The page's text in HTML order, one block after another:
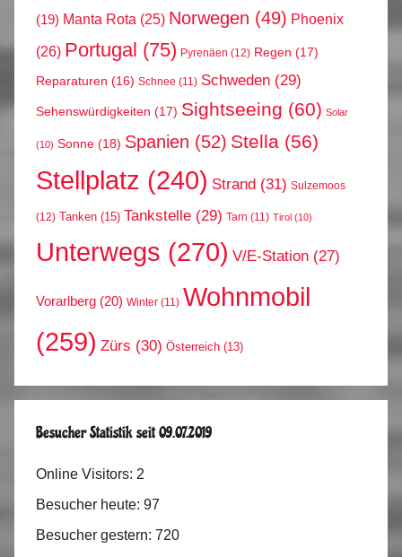
(19) Manta Rota (25) Norwegen (49) Phoenix
(26) Portugal (75) Pyrenäen (12) Regen (17)
Reparaturen (16) Schnee (11) Schweden (29)
Sehenswürdigkeiten (17) Sightseeing (60) Solar
(10) Sonne (18) Spanien (52) Stella (56)
Stellplatz (240) Strand (31) Sulzemoos
(12) Tanken (15) Tankstelle (29) Tarn (11) Tirol (10)
Unterwegs (270) V/E-Station (27)
Vorarlberg (20) Winter (11) Wohnmobil
(259) Zürs (30) Österreich (13)
Besucher Statistik seit 09.07.2019
Online Visitors: 2
Besucher heute: 97
Besucher gestern: 720